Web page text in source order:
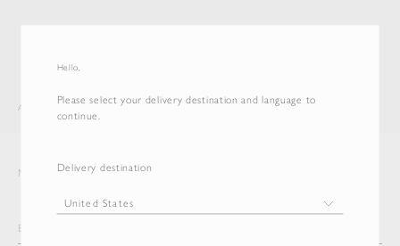
Hello,
Please select your delivery destination and language to
continue.
Delivery destination
AURALEE ITEM
Newsletter